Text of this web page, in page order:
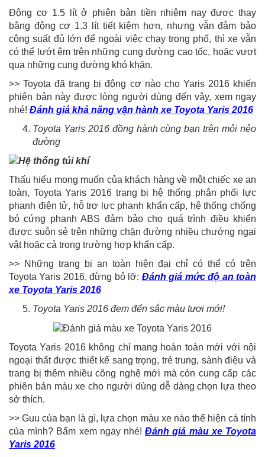
Động cơ 1.5 lít ở phiên bản tiền nhiệm nay đươc thay
bằng động cơ 1.3 lít tiết kiệm hơn, nhưng vẫn đảm bảo
công suất đủ lớn để ngoài việc chạy trong phố, thì xe vẫn
có thể lướt êm trên những cung đường cao tốc, hoặc vượt
qua những cung đường khó khăn.
>> Toyota đã trang bị động cơ nào cho Yaris 2016 khiến
phiên bản này được lòng người dùng đến vậy, xem ngay
nhé! Đánh giá khả năng vận hành xe Toyota Yaris 2016
Toyota Yaris 2016 đồng hành cùng bạn trên mỏi nẻo
đường
Thấu hiểu mong muốn của khách hàng về một chiếc xe an
toàn, Toyota Yaris 2016 trang bị hệ thống phân phối lực
phanh điện tử, hỗ trợ lực phanh khẩn cấp, hệ thống chống
bó cứng phanh ABS đảm bảo cho quá trình điều khiển
được suôn sẻ trên những chặn đường nhiều chướng ngại
vật hoặc cả trong trường hợp khẩn cấp.
>> Những trang bị an toàn hiện đại chỉ có thể có trên
Toyota Yaris 2016, đừng bỏ lỡ: Đánh giá mức độ an toàn
xe Toyota Yaris 2016
Toyota Yaris 2016 đem đến sắc màu tươi mới!
Toyota Yaris 2016 không chỉ mang hoàn toàn mới với nội
ngoại thất được thiết kế sang trọng, trẻ trung, sành điệu và
trang bị thêm nhiều công nghệ mới mà còn cung cấp các
phiên bản màu xe cho người dùng dễ dàng chọn lựa theo
sở thích.
>> Guu của bạn là gì, lựa chọn màu xe nào thể hiện cá tính
của mình? Bấm xem ngay nhé!Đánh giá màu xe Toyota
Yaris 2016